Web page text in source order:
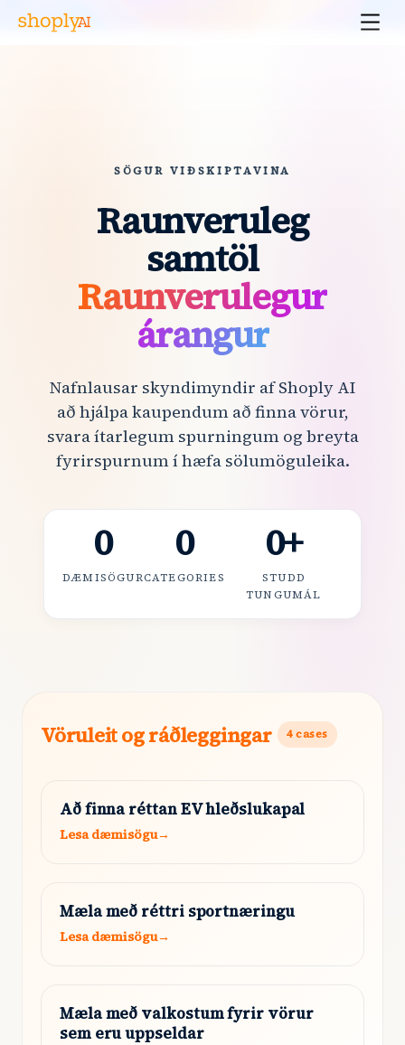
SÖGUR VIÐSKIPTAVINA
Raunveruleg
samtöl
Raunverulegur
árangur
Nafnlausar skyndimyndir af Shoply AI
að hjálpa kaupendum að finna vörur,
svara ítarlegum spurningum og breyta
fyrirspurnum í hæfa sölumöguleika.
0
DÆMISÖGUR
0
CATEGORIES
0+
STUDD
TUNGUMÁL
Vöruleit og ráðleggingar 4 cases
Að finna réttan EV hleðslukapal
Lesa dæmisögu→
Mæla með réttri sportnæringu
Lesa dæmisögu→
Mæla með valkostum fyrir vörur
sem eru uppseldar